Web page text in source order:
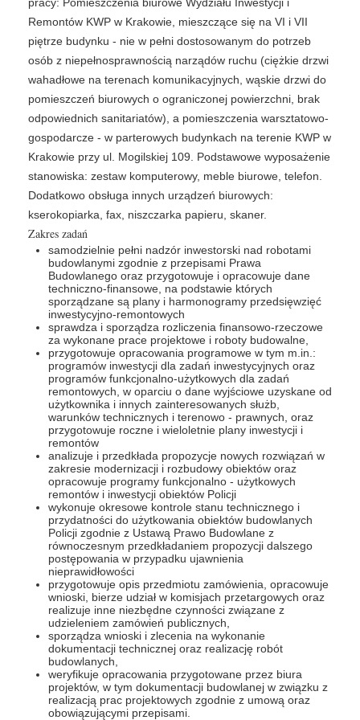
Remontów KWP w Krakowie, mieszczące się na VI i VII
piętrze budynku - nie w pełni dostosowanym do potrzeb
osób z niepełnosprawnością narządów ruchu (ciężkie drzwi
wahadłowe na terenach komunikacyjnych, wąskie drzwi do
pomieszczeń biurowych o ograniczonej powierzchni, brak
odpowiednich sanitariatów), a pomieszczenia warsztatowo-
gospodarcze - w parterowych budynkach na terenie KWP w
Krakowie przy ul. Mogilskiej 109. Podstawowe wyposażenie
stanowiska: zestaw komputerowy, meble biurowe, telefon.
Dodatkowo obsługa innych urządzeń biurowych:
kserokopiarka, fax, niszczarka papieru, skaner.
Zakres zadań
samodzielnie pełni nadzór inwestorski nad robotami
budowlanymi zgodnie z przepisami Prawa
Budowlanego oraz przygotowuje i opracowuje dane
techniczno-finansowe, na podstawie których
sporządzane są plany i harmonogramy przedsięwzięć
inwestycyjno-remontowych
sprawdza i sporządza rozliczenia finansowo-rzeczowe
za wykonane prace projektowe i roboty budowalne,
przygotowuje opracowania programowe w tym m.in.:
programów inwestycji dla zadań inwestycyjnych oraz
programów funkcjonalno-użytkowych dla zadań
remontowych, w oparciu o dane wyjściowe uzyskane od
użytkownika i innych zainteresowanych służb,
warunków technicznych i terenowo - prawnych, oraz
przygotowuje roczne i wieloletnie plany inwestycji i
remontów
analizuje i przedkłada propozycje nowych rozwiązań w
zakresie modernizacji i rozbudowy obiektów oraz
opracowuje programy funkcjonalno - użytkowych
remontów i inwestycji obiektów Policji
wykonuje okresowe kontrole stanu technicznego i
przydatności do użytkowania obiektów budowlanych
Policji zgodnie z Ustawą Prawo Budowlane z
równoczesnym przedkładaniem propozycji dalszego
postępowania w przypadku ujawnienia
nieprawidłowości
przygotowuje opis przedmiotu zamówienia, opracowuje
wnioski, bierze udział w komisjach przetargowych oraz
realizuje inne niezbędne czynności związane z
udzieleniem zamówień publicznych,
sporządza wnioski i zlecenia na wykonanie
dokumentacji technicznej oraz realizację robót
budowlanych,
weryfikuje opracowania przygotowane przez biura
projektów, w tym dokumentacji budowlanej w związku z
realizacją prac projektowych zgodnie z umową oraz
obowiązującymi przepisami.